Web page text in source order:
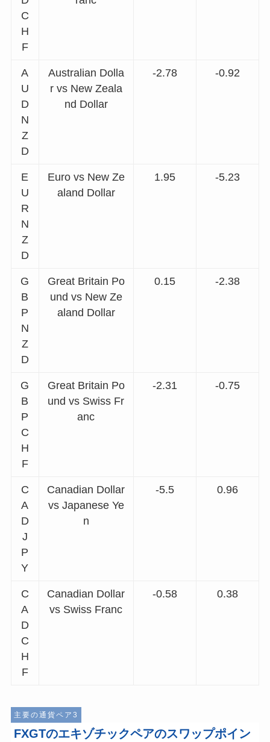
C
H
F
A
U
D
N
Z
D
Australian Dolla
r vs New Zeala
nd Dollar
-2.78 -0.92
E
U
R
N
Z
D
Euro vs New Ze
aland Dollar
1.95 -5.23
G
B
P
N
Z
D
Great Britain Po
und vs New Ze
aland Dollar
0.15 -2.38
G
B
P
C
H
F
Great Britain Po
und vs Swiss Fr
anc
-2.31 -0.75
C
A
D
J
P
Y
Canadian Dollar
vs Japanese Ye
n
-5.5 0.96
C
A
D
C
H
F
Canadian Dollar
vs Swiss Franc
-0.58 0.38
主要の通貨ペア3
FXGTのエキゾチックペアのスワップポイン